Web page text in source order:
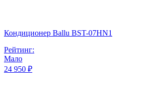
Кондиционер Ballu BST-07HN1
Рейтинг:
Мало
24 950 ₽